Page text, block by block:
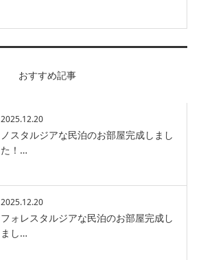
おすすめ記事
2025.12.20
ノスタルジアな民泊のお部屋完成しまし
た！…
2025.12.20
フォレスタルジアな民泊のお部屋完成し
まし…